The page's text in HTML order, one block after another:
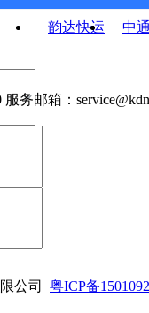
韵达快运
中
服务邮箱：
公司 粤ICP备